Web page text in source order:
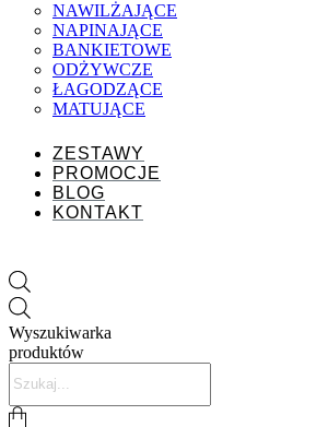
NAWILŻAJĄCE
NAPINAJĄCE
BANKIETOWE
ODŻYWCZE
ŁAGODZĄCE
MATUJĄCE
ZESTAWY
PROMOCJE
BLOG
KONTAKT
Wyszukiwarka
produktów